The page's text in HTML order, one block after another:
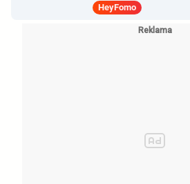
veřejného života
KATSEYE si
HeyFomo